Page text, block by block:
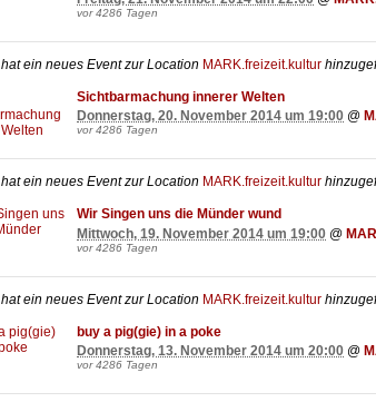
vor 4286 Tagen
hat ein neues Event zur Location MARK.freizeit.kultur
Sichtbarmachung innerer Welten
Donnerstag, 20. November 2014 um 19:00 @
vor 4286 Tagen
hat ein neues Event zur Location MARK.freizeit.kultur
Wir Singen uns die Münder wund
Mittwoch, 19. November 2014 um 19:00 @
vor 4286 Tagen
hat ein neues Event zur Location MARK.freizeit.kultur
buy a pig(gie) in a poke
Donnerstag, 13. November 2014 um 20:00 @
vor 4286 Tagen